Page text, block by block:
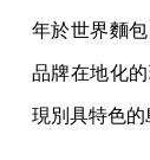
年於世界麵
品牌在地化
現別具特色的